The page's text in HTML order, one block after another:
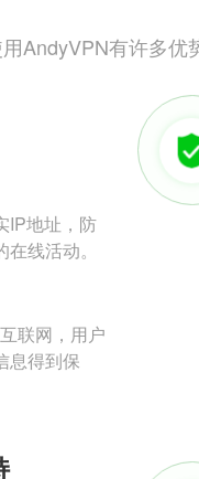
AndyVPN有许多优
IP地址，防
线活动。
联网，用户
息得到保